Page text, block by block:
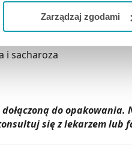
Strony.
Zarządzaj zgodami
ze sposobem
i sacharoza
do
się z lekarzem lub